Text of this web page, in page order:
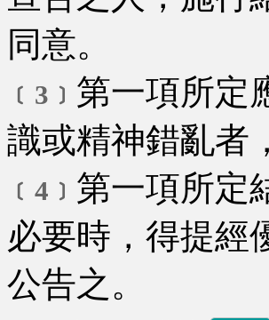
同意。
﹝3﹞ 第一項所定
識或精神錯亂者
﹝4﹞ 第一項所定
必要時，得提經
公告之。